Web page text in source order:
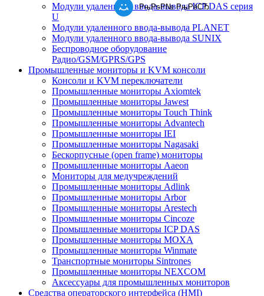
Модули удаленного ввода-вывода ICP DAS серия
U
Модули удаленного ввода-вывода PLANET
Модули удаленного ввода-вывода SUNIX
Беспроводное оборудование
Радио/GSM/GPRS/GPS
Промышленные мониторы и KVM консоли
Консоли и KVM переключатели
Промышленные мониторы Axiomtek
Промышленные мониторы Jawest
Промышленные мониторы Touch Think
Промышленные мониторы Advantech
Промышленные мониторы IEI
Промышленные мониторы Nagasaki
Бескорпусные (open frame) мониторы
Промышленные мониторы Aaeon
Мониторы для медучреждений
Промышленные мониторы Adlink
Промышленные мониторы Arbor
Промышленные мониторы Arestech
Промышленные мониторы Cincoze
Промышленные мониторы ICP DAS
Промышленные мониторы MOXA
Промышленные мониторы Winmate
Транспортные мониторы Sintrones
Промышленные мониторы NEXCOM
Аксессуары для промышленных мониторов
Средства операторского интерфейса (HMI)
РњРѕР№ РњРёСЂ